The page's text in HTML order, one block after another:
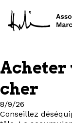
Acheter
cher
8/9/26
Conseillez